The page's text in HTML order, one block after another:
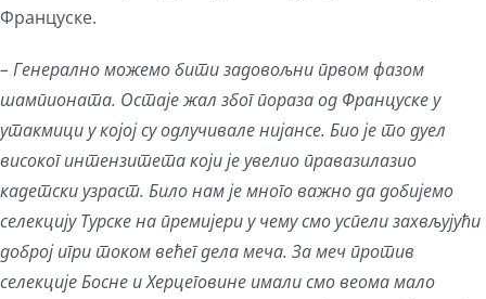
Француске.
– Генерално можемо бити задовољни првом фазом
шампионата. Остаје жал због пораза од Француске у
утакмици у којој су одлучивале нијансе. Био је то дуел
високог интензитета који је увелио правазилазио
кадетски узраст. Било нам је много важно да добијемо
селекцију Турске на премијери у чему смо успели захвљујући
доброј игри током већег дела меча. За меч против
селекције Босне и Херцеговине имали смо веома мало